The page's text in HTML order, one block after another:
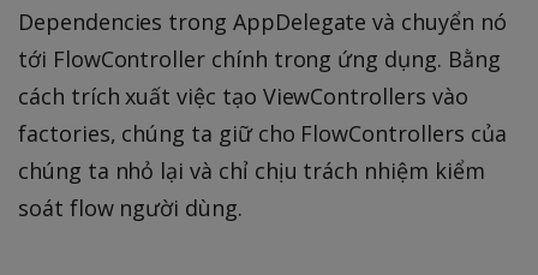
Dependencies trong AppDelegate và chuyển nó
tới FlowController chính trong ứng dụng. Bằng
cách trích xuất việc tạo ViewControllers vào
factories, chúng ta giữ cho FlowControllers của
chúng ta nhỏ lại và chỉ chịu trách nhiệm kiểm
soát flow người dùng.